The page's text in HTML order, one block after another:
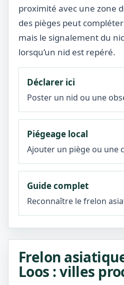
proximité avec une zone
des pièges peut
mais le signalement du
lorsqu’un nid est repéré.
Déclarer ici
Poster un nid ou une
Piégeage local
Ajouter un piège ou une
Guide complet
Reconnaître le frelon
Frelon
Loos : villes